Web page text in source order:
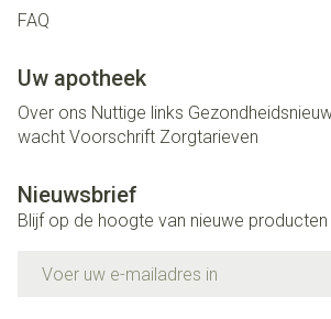
FAQ
Uw apotheek
Over ons Nuttige links
wacht Voorschrift Zorgtarieven
Nieuwsbrief
Blijf op de hoogte van nieuwe